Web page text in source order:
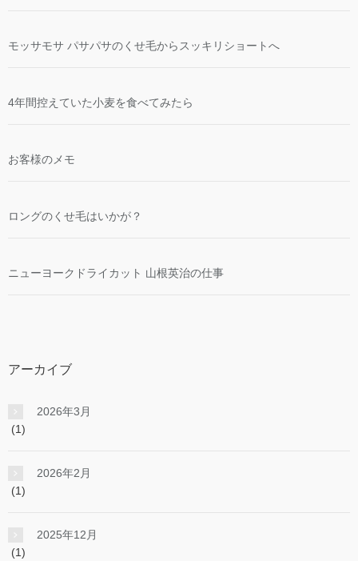
モッサモサ パサパサのくせ毛からスッキリショートへ
4年間控えていた小麦を食べてみたら
お客様のメモ
ロングのくせ毛はいかが？
ニューヨークドライカット 山根英治の仕事
アーカイブ
2026年3月
(1)
2026年2月
(1)
2025年12月
(1)